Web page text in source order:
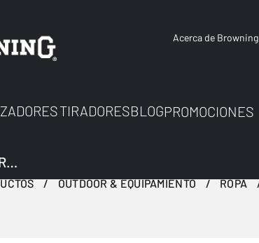
Acerca de Browning
TIRADORESBLOGPROMOCIONES
OUTDOOR & EQUIPAMIENTO ROPA
GORRA DEEP FOREST REALTREE EDGE